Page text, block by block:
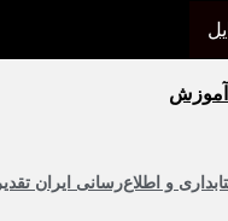
آموزش
و اطلاع‌رسانی ایران